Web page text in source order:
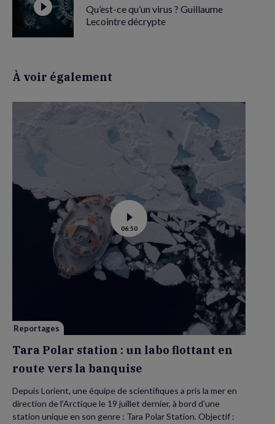
Qu’est-ce qu’un virus ? Guillaume
Lecointre décrypte
À voir également
Voir
la
vidéo
de
Tara
Polar
station
:
la
06:50
Reportages
Tara Polar station : un labo flottant en
route vers la banquise
Depuis Lorient, une équipe de scientifiques a pris la mer en
direction de l’Arctique le 19 juillet dernier, à bord d’une
station unique en son genre : Tara Polar Station. Objectif :